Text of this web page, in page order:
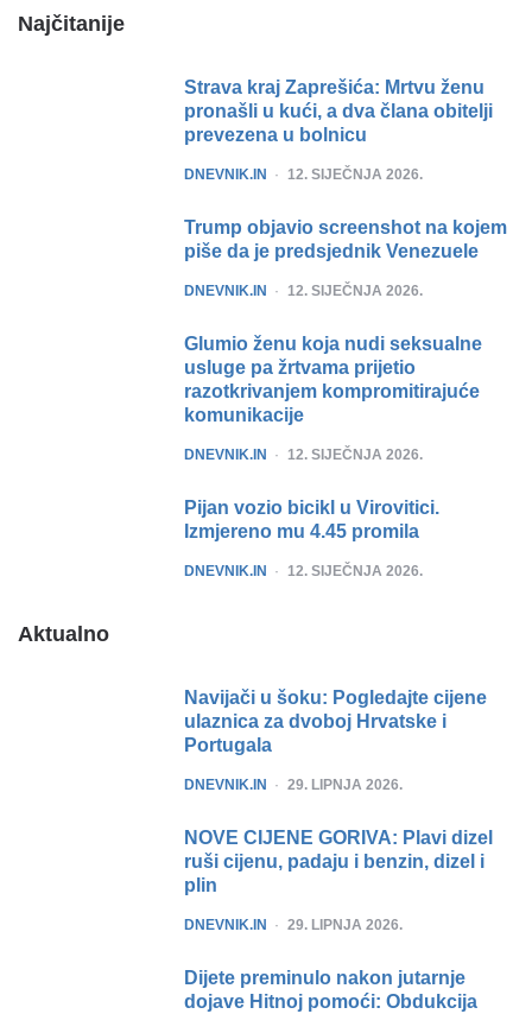
Najčitanije
Strava kraj Zaprešića: Mrtvu ženu
pronašli u kući, a dva člana obitelji
prevezena u bolnicu
POSTED
DNEVNIK.IN 12. SIJEČNJA 2026.
Trump objavio screenshot na kojem
piše da je predsjednik Venezuele
POSTED
DNEVNIK.IN 12. SIJEČNJA 2026.
Glumio ženu koja nudi seksualne
usluge pa žrtvama prijetio
razotkrivanjem kompromitirajuće
komunikacije
POSTED
DNEVNIK.IN 12. SIJEČNJA 2026.
Pijan vozio bicikl u Virovitici.
Izmjereno mu 4.45 promila
POSTED
DNEVNIK.IN 12. SIJEČNJA 2026.
Aktualno
Navijači u šoku: Pogledajte cijene
ulaznica za dvoboj Hrvatske i
Portugala
POSTED
DNEVNIK.IN 29. LIPNJA 2026.
NOVE CIJENE GORIVA: Plavi dizel
ruši cijenu, padaju i benzin, dizel i
plin
POSTED
DNEVNIK.IN 29. LIPNJA 2026.
Dijete preminulo nakon jutarnje
dojave Hitnoj pomoći: Obdukcija